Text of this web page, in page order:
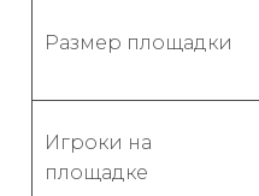
Размер площадки
Игроки на
площадке